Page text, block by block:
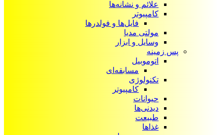
علائم و نشانه‌ها
کامپیوتر
فایل‌ها و فولدرها
مولتی مدیا
وسایل و ابزار
پس زمینه
اتوموبیل
مسابقه‌ای
تکنولوژی
کامپیوتر
حیوانات
دیدنی‌ها
طبیعت
غذاها